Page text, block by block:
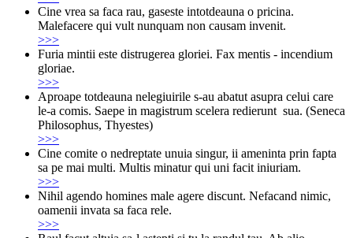
Cine vrea sa faca rau, gaseste intotdeauna o pricina.
Malefacere qui vult nunquam non causam invenit.
>>>
Furia mintii este distrugerea gloriei. Fax mentis - incendium
gloriae.
>>>
Aproape totdeauna nelegiuirile s-au abatut asupra celui care
le-a comis. Saepe in magistrum scelera redierunt sua. (Seneca
Philosophus, Thyestes)
>>>
Cine comite o nedreptate unuia singur, ii ameninta prin fapta
sa pe mai multi. Multis minatur qui uni facit iniuriam.
>>>
Nihil agendo homines male agere discunt. Nefacand nimic,
oamenii invata sa faca rele.
>>>